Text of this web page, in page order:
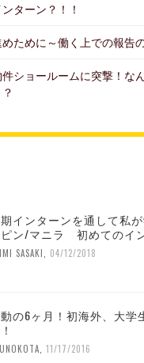
ターン？！！
ために～働く上での報告
ショールームに突撃！な
インターンを通して私
ピン/マニラ 初めてのイ
SASAKI 04/12/2018
の6ヶ月！初海外、大学
11/17/2016